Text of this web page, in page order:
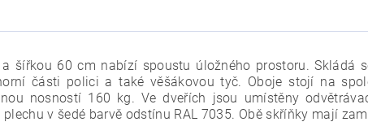
šířkou 60 cm nabízí spoustu úložného prostoru. Skládá
části polici a také věšákovou tyč. Oboje stojí na
nosností 160 kg. Ve dveřích jsou umístěny
v šedé barvě odstínu RAL 7035. Obě skříňky mají